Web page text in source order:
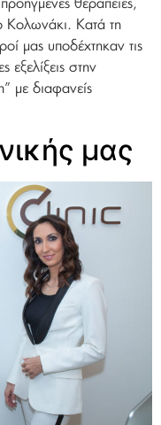
θεραπείες,
Κολωνάκι. Κατά τη
μας υποδέχτηκαν τις
εξελίξεις στην
με διαφανείς
μας